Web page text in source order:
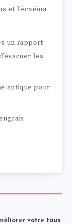
et l’eczéma
un rapport
les
antique pour
votre taux